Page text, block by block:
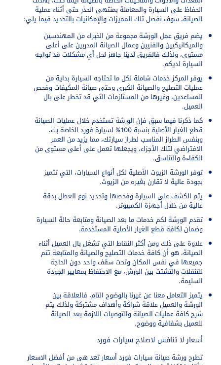
الحفاظ على السيارة والمعاملة بمنتهى الحذر حتى أثناء عملية
الصيانة، سوف نفصل تلك المميزات والإمكانيات بالتحديد فيما يلي:
يضم فريق عمل الورشة مجموعة من الخبراء من المهندسين
والميكانيكيين والفنيين وعمال الصيانة المدربين على أعلى
مستوى، ولذلك فالفريق لدينا جاهز لحل أي مشكلات قد تواجه
السيارة لديكم.
يوفر المركز خدمات شاملة لكل ما تحتاجه السيارة بداية من
عمليات التصليح والصيانة الكبرى وحتى صيانة المكيفات وفحص
المساعدين، وغيرها من المستلزمات التي قد تخطر على بال
العميل.
كما ذكرنا فيما سبق فإن الورشة تستخدم خلال عمليات الصيانة
قطع الغيار الأصلية بنسبة 100% لسيارة فورد الخاصة بك،
وبنفس الطراز المناسب لطراز سيارتك، مما يزيد من العمر
الافتراضي لتلك الأجزاء، ويجعلها تعمل على أعلى مستوى من
الكفاءة والتناسق.
توفر الورشة الزيوت الأصلية لكل أنواع السيارات، التي تتميز
بجودة عالية لا تقارن بغيره من الزيوت.
يتم الكشف على السيارة وفحصها وتحديد نوع العطل بدقة
عالية من خلال أجهزة الكمبيوتر.
تقدم الورشة لكم خدمات ما بعد الصيانة ومتابعة حالة السيارة
وضمان لكافة قطع الغيار الأصلية المستخدمة.
علاوة على ذلك ومن أكثر النقاط التي تشغل بال العميل أثناء
الصيانة، هو أن كافة خدمات التصليح والصيانة والمتابعة تتم
جميعها في نفس المكان وتحت سقف واحد دون الحاجة
للتنقلات والتشتت بين الورش، مع الاحتفاظ بمعايير الجودة
السليمة.
يتميز التعامل معنا عن غيرنا بالوضوح التام، فالعلاقة بين
الورشة والعميل علاقة شراكة وأهداف مشتركة ولذلك يتم
شرح كافة عمليات الصيانة والتوصيات اللازمة بعد الصيانة
للعميل بشفافية ووضوح.
أسعار لا تنافس لاصلاح سيارات فورد
تطرحورشة صيانة سيارات فورد أسعار تعد هى من أفضل الاسعار